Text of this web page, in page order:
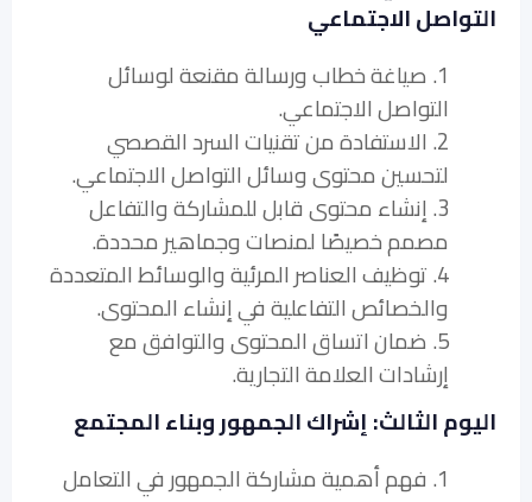
التواصل الاجتماعي
1. صياغة خطاب ورسالة مقنعة لوسائل
التواصل الاجتماعي.
2. الاستفادة من تقنيات السرد القصصي
لتحسين محتوى وسائل التواصل الاجتماعي.
3. إنشاء محتوى قابل للمشاركة والتفاعل
مصمم خصيصًا لمنصات وجماهير محددة.
4. توظيف العناصر المرئية والوسائط المتعددة
والخصائص التفاعلية في إنشاء المحتوى.
5. ضمان اتساق المحتوى والتوافق مع
إرشادات العلامة التجارية.
اليوم الثالث: إشراك الجمهور وبناء المجتمع
1. فهم أهمية مشاركة الجمهور في التعامل